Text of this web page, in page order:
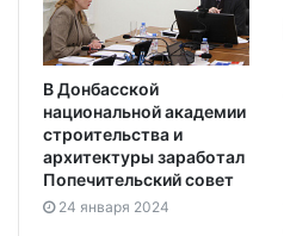
В Донбасской
национальной академии
строительства и
архитектуры заработал
Попечительский совет
24 января 2024